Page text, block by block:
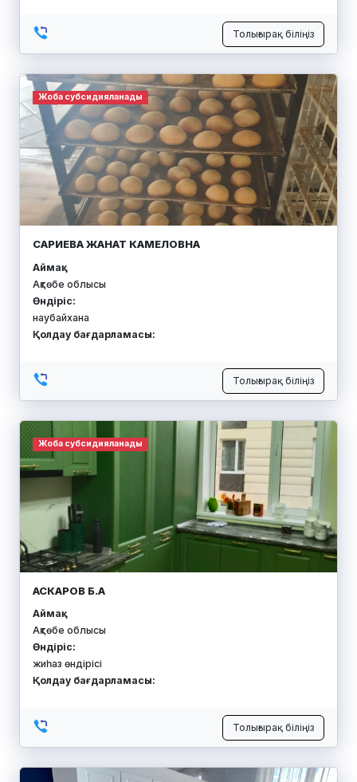
Толығырақ біліңіз
Жоба субсидияланады
САРИЕВА ЖАНАТ КАМЕЛОВНА
Аймақ:
Ақтөбе облысы
Өндіріс:
наубайхана
Қолдау бағдарламасы:
Толығырақ біліңіз
Жоба субсидияланады
АСКАРОВ Б.А
Аймақ:
Ақтөбе облысы
Өндіріс:
жиһаз өндірісі
Қолдау бағдарламасы:
Толығырақ біліңіз